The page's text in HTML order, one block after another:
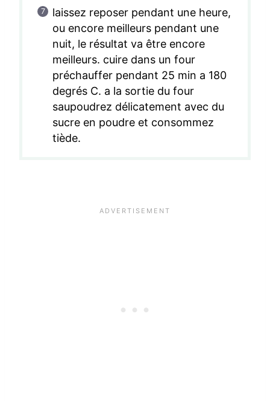
laissez reposer pendant une heure,
ou encore meilleurs pendant une
nuit, le résultat va être encore
meilleurs. cuire dans un four
préchauffer pendant 25 min a 180
degrés C. a la sortie du four
saupoudrez délicatement avec du
sucre en poudre et consommez
tiède.